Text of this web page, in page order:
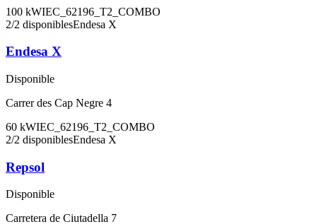
100 kWIEC_62196_T2_COMBO
2/2 disponiblesEndesa X
Endesa X
Disponible
Carrer des Cap Negre 4
60 kWIEC_62196_T2_COMBO
2/2 disponiblesEndesa X
Repsol
Disponible
Carretera de Ciutadella 7